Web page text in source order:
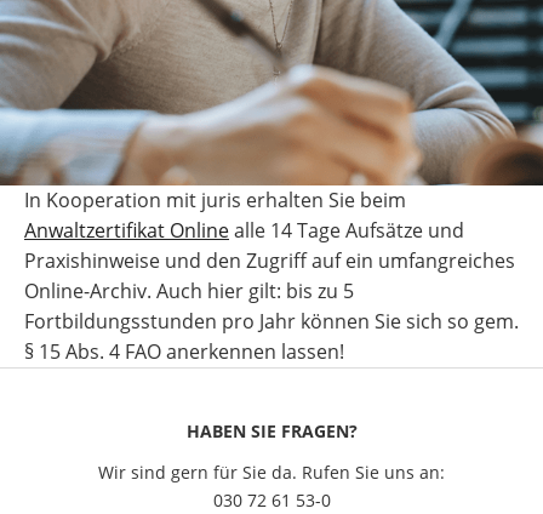
In Kooperation mit juris erhalten Sie beim
Anwaltzertifikat Onlinealle 14 Tage Aufsätze und
Praxishinweise und den Zugriff auf ein umfangreiches
Online-Archiv. Auch hier gilt: bis zu 5
Fortbildungsstunden pro Jahr können Sie sich so gem.
§ 15 Abs. 4 FAO anerkennen lassen!
HABEN SIE FRAGEN?
Wir sind gern für Sie da. Rufen Sie uns an:
030 72 61 53-0